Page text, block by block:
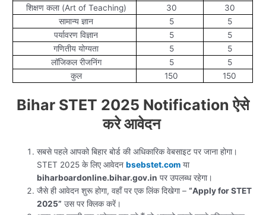
शिक्षण कला (Art of Teaching)
30
30
सामान्य ज्ञान
5
5
पर्यावरण विज्ञान
5
5
गणितीय योग्यता
5
5
लॉजिकल रीजनिंग
5
5
कुल
150 150
Bihar STET 2025 Notification ऐसे
करे आवेदन
सबसे पहले आपको बिहार बोर्ड की अधिकारिक वेबसाइट पर जाना होगा।
STET 2025 के लिए आवेदनbsebstet.com या
biharboardonline.bihar.gov.in पर उपलब्ध रहेगा।
जैसे ही आवेदन शुरू होगा, वहाँ पर एक लिंक दिखेगा –“Apply for STET
2025” उस पर क्लिक करें।